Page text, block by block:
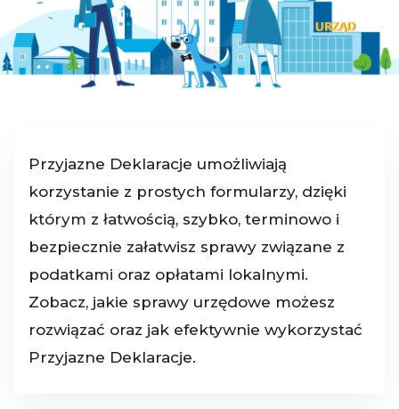
Przyjazne Deklaracje umożliwiają
korzystanie z prostych formularzy, dzięki
którym z łatwością, szybko, terminowo i
bezpiecznie załatwisz sprawy związane z
podatkami oraz opłatami lokalnymi.
Zobacz, jakie sprawy urzędowe możesz
rozwiązać oraz jak efektywnie wykorzystać
Przyjazne Deklaracje.